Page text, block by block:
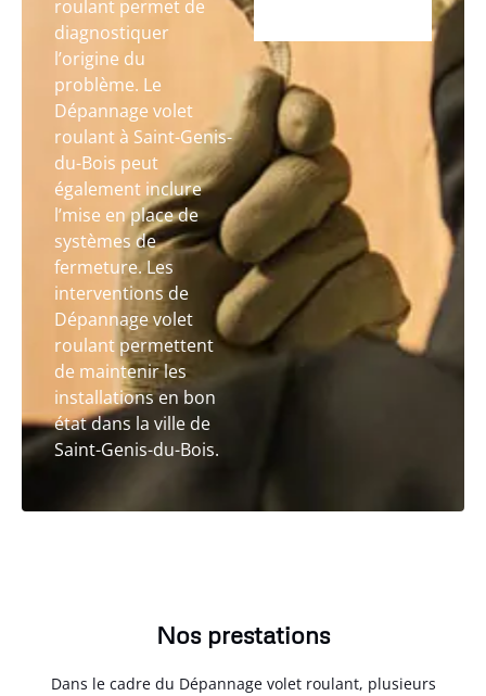
roulant permet de
diagnostiquer
l’origine du
problème. Le
Dépannage volet
roulant à Saint-Genis-
du-Bois peut
également inclure
l’mise en place de
systèmes de
fermeture. Les
interventions de
Dépannage volet
roulant permettent
de maintenir les
installations en bon
état dans la ville de
Saint-Genis-du-Bois.
Nos prestations
Dans le cadre du Dépannage volet roulant, plusieurs